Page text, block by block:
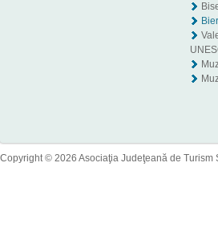
Copyright © 2026 Asociaţia Judeţeană de Turism